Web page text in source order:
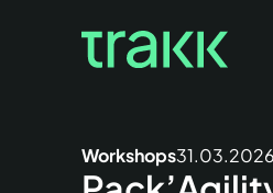
Workshops31.03.2026